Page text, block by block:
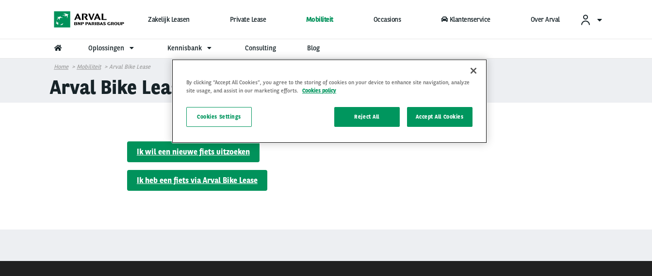
Zakelijk Leasen Private Lease Mobiliteit Occasions Klantenservice Over Arval
Oplossingen Kennisbank Consulting Blog
Home Mobiliteit Arval Bike Lease
Arval Bike Lease
Ik wil een nieuwe fiets uitzoeken
Ik heb een fiets via Arval Bike Lease
By clicking “Accept All Cookies”, you agree to the storing of cookies on your device to enhance site navigation, analyze
site usage, and assist in our marketing efforts.
Cookies policy
Reject All Accept All Cookies
Cookies Settings